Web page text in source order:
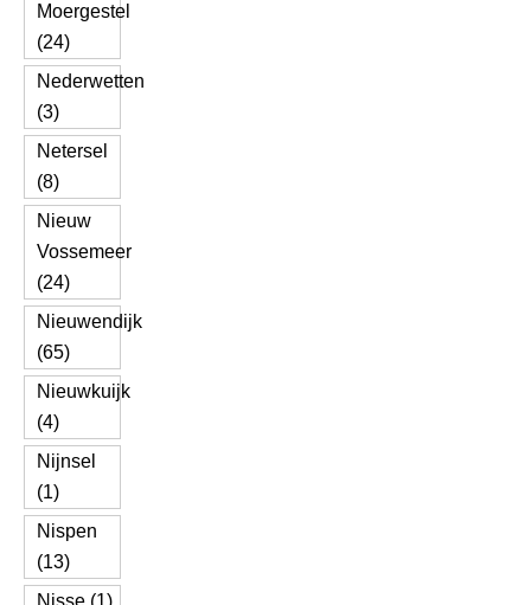
Moergestel
(24)
Nederwetten
(3)
Netersel
(8)
Nieuw
Vossemeer
(24)
Nieuwendijk
(65)
Nieuwkuijk
(4)
Nijnsel
(1)
Nispen
(13)
Nisse (1)